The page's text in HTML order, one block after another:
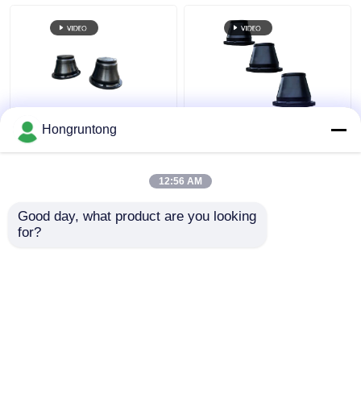
600H Cone Impact
Fender Đèn nhẹ cao su
năng lượng hiệu quả
Kháng ăn mòn
Hongruntong
12:56 AM
Good day, what product are you looking
for?